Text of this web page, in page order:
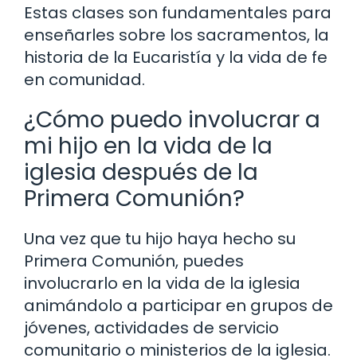
Estas clases son fundamentales para
enseñarles sobre los sacramentos, la
historia de la Eucaristía y la vida de fe
en comunidad.
¿Cómo puedo involucrar a
mi hijo en la vida de la
iglesia después de la
Primera Comunión?
Una vez que tu hijo haya hecho su
Primera Comunión, puedes
involucrarlo en la vida de la iglesia
animándolo a participar en grupos de
jóvenes, actividades de servicio
comunitario o ministerios de la iglesia.